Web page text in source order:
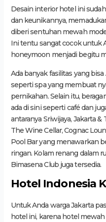
Desain interior hotel ini
dan keunikannya,
diberi sentuhan mewah
Ini tentu sangat cocok untuk
honeymoon menjadi begitu
Ada banyak fasilitas yang
seperti spa yang membuat
pernikahan. Selain itu,
ada di sini seperti café dan
antaranya Sriwijaya, Jakarta
The Wine Cellar, Cognac
Pool Bar yang menawarkan
ringan. Kolam renang dalam
Bimasena Club juga tersedia.
Hotel Indonesia
Untuk Anda warga Jakarta
hotel ini, karena hotel